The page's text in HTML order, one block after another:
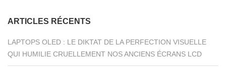
ARTICLES RÉCENTS
LAPTOPS OLED : LE DIKTAT DE LA PERFECTION VISUELLE
QUI HUMILIE CRUELLEMENT NOS ANCIENS ÉCRANS LCD